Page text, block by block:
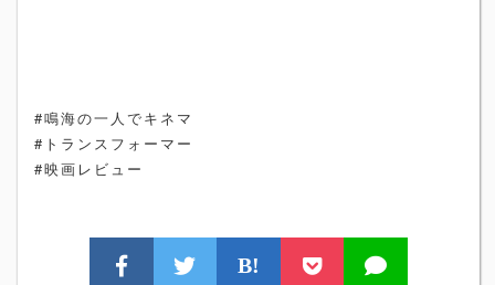
#鳴海の一人でキネマ
#トランスフォーマー
#映画レビュー
B!